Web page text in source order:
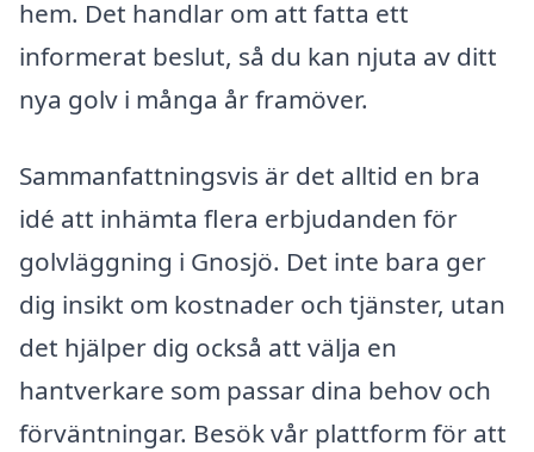
hem. Det handlar om att fatta ett
informerat beslut, så du kan njuta av ditt
nya golv i många år framöver.
Sammanfattningsvis är det alltid en bra
idé att inhämta flera erbjudanden för
golvläggning i Gnosjö. Det inte bara ger
dig insikt om kostnader och tjänster, utan
det hjälper dig också att välja en
hantverkare som passar dina behov och
förväntningar. Besök vår plattform för att